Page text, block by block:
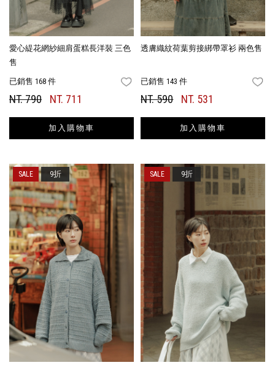
愛心緹花網紗細肩蛋糕長洋裝 三色
售
已銷售 168 件 FAVORITES
NT. 790 NT. 711
加入購物車
透膚織紋荷葉剪接綁帶罩衫 兩色售
已銷售 143 件
NT. 590 NT. 531
加入購物車
9折 9折